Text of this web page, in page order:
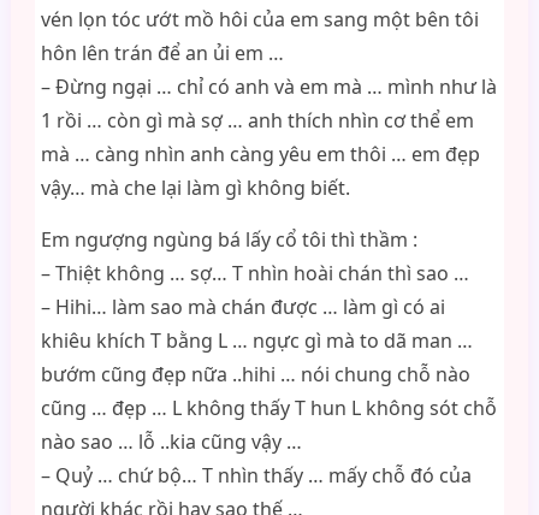
vén lọn tóc ướt mồ hôi của em sang một bên tôi
hôn lên trán để an ủi em …
– Đừng ngại … chỉ có anh và em mà … mình như là
1 rồi … còn gì mà sợ … anh thích nhìn cơ thể em
mà … càng nhìn anh càng yêu em thôi … em đẹp
vậy… mà che lại làm gì không biết.
Em ngượng ngùng bá lấy cổ tôi thì thầm :
– Thiệt không … sợ… T nhìn hoài chán thì sao …
– Hihi… làm sao mà chán được … làm gì có ai
khiêu khích T bằng L … ngực gì mà to dã man …
bướm cũng đẹp nữa ..hihi … nói chung chỗ nào
cũng … đẹp … L không thấy T hun L không sót chỗ
nào sao … lỗ ..kia cũng vậy …
– Quỷ … chứ bộ… T nhìn thấy … mấy chỗ đó của
người khác rồi hay sao thế …